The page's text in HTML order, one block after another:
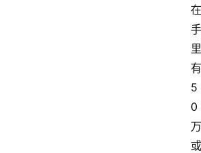
在
手
里
有
5
0
万
或